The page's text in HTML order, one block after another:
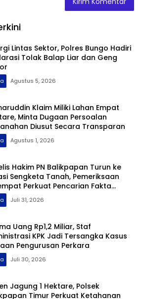
Lintas Sektor, Polres Bungo Hadiri
Tolak Balap Liar dan Geng
Agustus 5, 2026
Klaim Miliki Lahan Empat
Minta Dugaan Persoalan
Diusut Secara Transparan
Agustus 1, 2026
Hakim PN Balikpapan Turun ke
Sengketa Tanah, Pemeriksaan
Perkuat Pencarian Fakta
Juli 31, 2026
Uang Rp1,2 Miliar, Staf
KPK Jadi Tersangka Kasus
Pengurusan Perkara
Juli 30, 2026
Jagung 1 Hektare, Polsek
Timur Perkuat Ketahanan